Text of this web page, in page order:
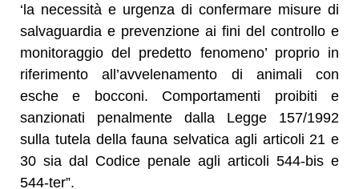
‘la necessità e urgenza di confermare misure di
salvaguardia e prevenzione ai fini del controllo e
monitoraggio del predetto fenomeno’ proprio in
riferimento all’avvelenamento di animali con
esche e bocconi. Comportamenti proibiti e
sanzionati penalmente dalla Legge 157/1992
sulla tutela della fauna selvatica agli articoli 21 e
30 sia dal Codice penale agli articoli 544-bis e
544-ter”.